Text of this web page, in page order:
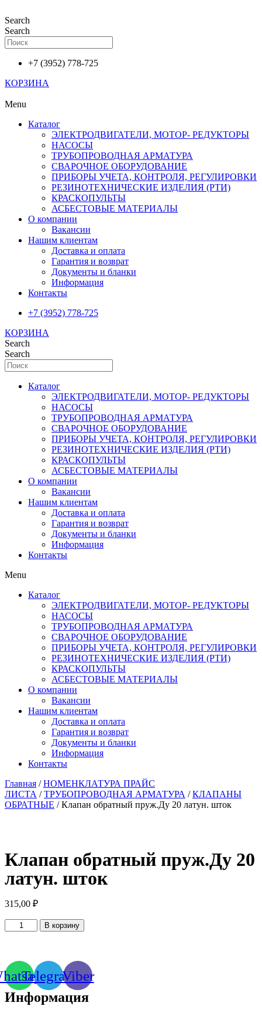
к
содержимому
Search
Search
+7 (3952) 778-725
КОРЗИНА
Menu
Каталог
ЭЛЕКТРОДВИГАТЕЛИ, МОТОР- РЕДУКТОРЫ
НАСОСЫ
ТРУБОПРОВОДНАЯ АРМАТУРА
СВАРОЧНОЕ ОБОРУДОВАНИЕ
ПРИБОРЫ УЧЕТА, КОНТРОЛЯ, РЕГУЛИРОВКИ
РЕЗИНОТЕХНИЧЕСКИЕ ИЗДЕЛИЯ (РТИ)
КРАСКОПУЛЬТЫ
АСБЕСТОВЫЕ МАТЕРИАЛЫ
О компании
Вакансии
Нашим клиентам
Доставка и оплата
Гарантия и возврат
Документы и бланки
Информация
Контакты
+7 (3952) 778-725
КОРЗИНА
Search
Search
Каталог
ЭЛЕКТРОДВИГАТЕЛИ, МОТОР- РЕДУКТОРЫ
НАСОСЫ
ТРУБОПРОВОДНАЯ АРМАТУРА
СВАРОЧНОЕ ОБОРУДОВАНИЕ
ПРИБОРЫ УЧЕТА, КОНТРОЛЯ, РЕГУЛИРОВКИ
РЕЗИНОТЕХНИЧЕСКИЕ ИЗДЕЛИЯ (РТИ)
КРАСКОПУЛЬТЫ
АСБЕСТОВЫЕ МАТЕРИАЛЫ
О компании
Вакансии
Нашим клиентам
Доставка и оплата
Гарантия и возврат
Документы и бланки
Информация
Контакты
Menu
Каталог
ЭЛЕКТРОДВИГАТЕЛИ, МОТОР- РЕДУКТОРЫ
НАСОСЫ
ТРУБОПРОВОДНАЯ АРМАТУРА
СВАРОЧНОЕ ОБОРУДОВАНИЕ
ПРИБОРЫ УЧЕТА, КОНТРОЛЯ, РЕГУЛИРОВКИ
РЕЗИНОТЕХНИЧЕСКИЕ ИЗДЕЛИЯ (РТИ)
КРАСКОПУЛЬТЫ
АСБЕСТОВЫЕ МАТЕРИАЛЫ
О компании
Вакансии
Нашим клиентам
Доставка и оплата
Гарантия и возврат
Документы и бланки
Информация
Контакты
Главная /НОМЕНКЛАТУРА ПРАЙС
ЛИСТА /ТРУБОПРОВОДНАЯ АРМАТУРА /КЛАПАНЫ
ОБРАТНЫЕ / Клапан обратный пруж.Ду 20 латун. шток
Клапан обратный пруж.Ду 20
латун. шток
315,00 ₽
Количество
товара
пруж.Ду
20
латун.
шток
В корзину
TelegramViber
Информация